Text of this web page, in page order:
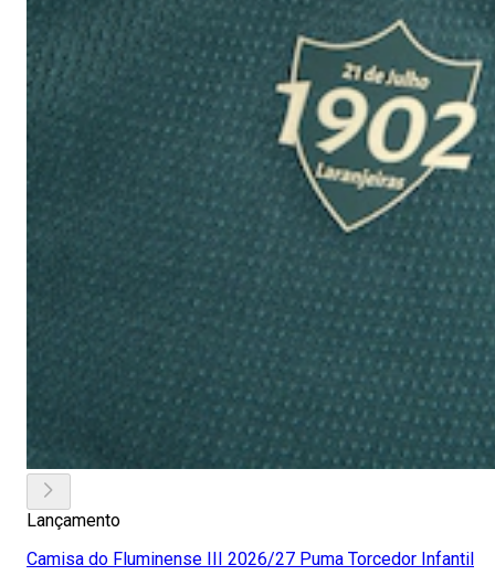
Lançamento
Camisa do Fluminense III 2026/27 Puma Torcedor Infantil